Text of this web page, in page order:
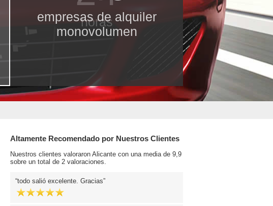
empresas de alquiler
monovolumen
horas
Altamente Recomendado por Nuestros Clientes
Nuestros clientes valoraron Alicante con una media de 9,9
sobre un total de 2 valoraciones.
todo salió excelente. Gracias